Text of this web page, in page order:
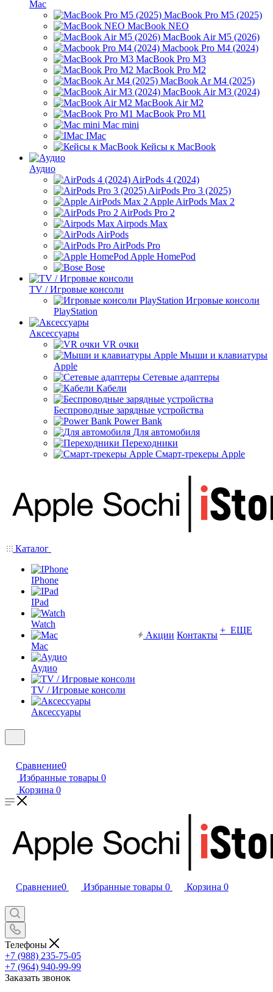
Mac
MacBook Pro M5 (2025)
MacBook NEO
MacBook Air M5 (2026)
Macbook Pro M4 (2024)
MacBook Pro M3
MacBook Pro M2
MacBook Ar M4 (2025)
MacBook Air M3 (2024)
MacBook Air M2
MacBook Pro M1
Mac mini
IMac
Кейсы к MacBook
Аудио
AirPods 4 (2024)
AirPods Pro 3 (2025)
Apple AirPods Max 2
AirPods Pro 2
Airpods Max
AirPods
AirPods Pro
Apple HomePod
Bose
TV / Игровые консоли
Игровые консоли
PlayStation
Аксессуары
VR очки
Мыши и клавиатуры
Apple
Сетевые адаптеры
Кабели
Беспроводные зарядные устройства
Power Bank
Для автомобиля
Переходники
Смарт-трекеры Apple
Каталог
IPhone
IPad
Watch
Mac
Аудио
TV / Игровые консоли
Аксессуары
Акции Контакты + ЕЩЕ
Сравнение0
Избранные товары 0
Корзина 0
Сравнение0 Избранные товары 0 Корзина 0
Телефоны
+7 (988) 235-75-05
+7 (964) 940-99-99
Заказать звонок